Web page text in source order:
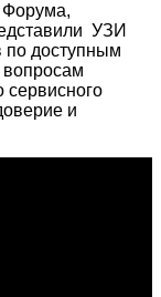
УЗИ
доступным
сервисного
и